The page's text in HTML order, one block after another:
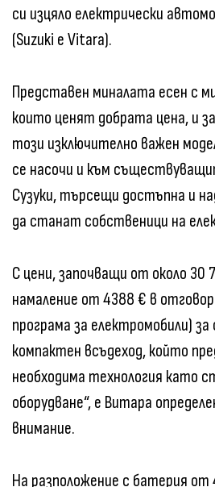
си изцяло електрически
(Suzuki e Vitara).
Представен миналата есен с
които ценят добрата цена, и
този изключително важен
се насочи и към
Сузуки, търсещи достъпна и
да станат собственици на
С цени, започващи от около 30
намаление от 4388 € в
програма за електромобили)
компактен всъдеход, който
необходима технология като
оборудване“, е Витара
внимание.
На разположение с батерия от